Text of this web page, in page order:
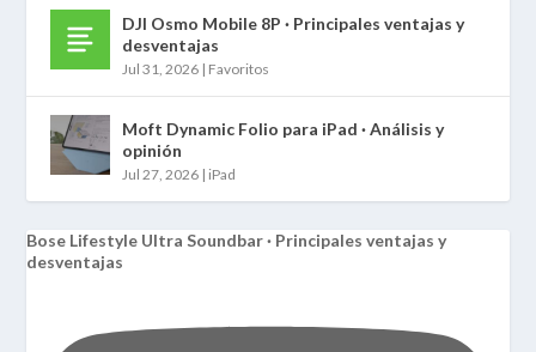
DJI Osmo Mobile 8P · Principales ventajas y
desventajas
Jul 31, 2026 | Favoritos
Moft Dynamic Folio para iPad · Análisis y
opinión
Jul 27, 2026 | iPad
Bose Lifestyle Ultra Soundbar · Principales ventajas y
desventajas